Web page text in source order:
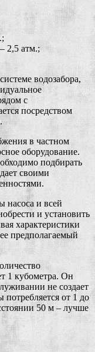
2,5 атм.;
водозабора,
с
посредством
в частном
оборудование.
подбирать
своими
насоса и всей
и установить
характеристики
предполагаемый
1 кубометра. Он
не создает
от 1 до
50 м – лучше